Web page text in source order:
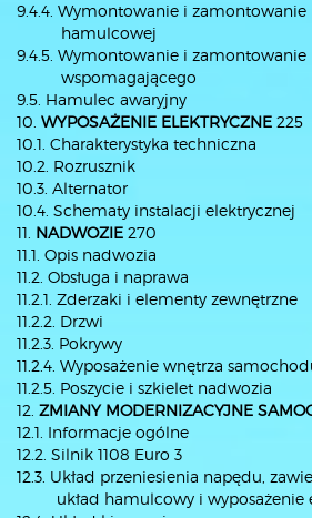
9.4.4. Wymontowanie i
hamulcowej
9.4.5. Wymontowanie i zamontowanie
wspomagającego
9.5. Hamulec awaryjny
10. WYPOSAŻENIE ELEKTRYCZNE 225
10.1. Charakterystyka techniczna
10.2. Rozrusznik
10.3. Alternator
10.4. Schematy instalacji elektrycznej
11. NADWOZIE 270
11.1. Opis nadwozia
11.2. Obsługa i naprawa
11.2.1. Zderzaki i elementy zewnętrzne
11.2.2. Drzwi
11.2.3. Pokrywy
11.2.4. Wyposażenie wnętrza
11.2.5. Poszycie i szkielet nadwozia
12. ZMIANY MODERNIZACYJNE
12.1. Informacje ogólne
12.2. Silnik 1108 Euro 3
12.3. Układ przeniesienia napędu,
układ hamulcowy i wyposażenie